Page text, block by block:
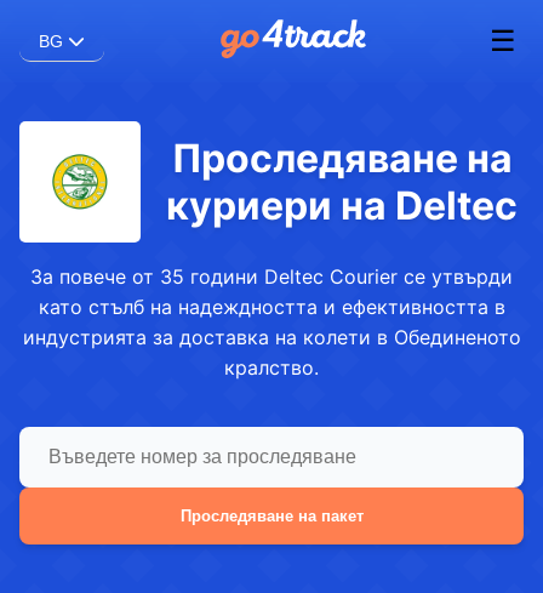
BG ☰
Проследяване на
куриери на Deltec
За повече от 35 години Deltec Courier се утвърди
като стълб на надеждността и ефективността в
индустрията за доставка на колети в Обединеното
кралство.
Проследяване на пакет